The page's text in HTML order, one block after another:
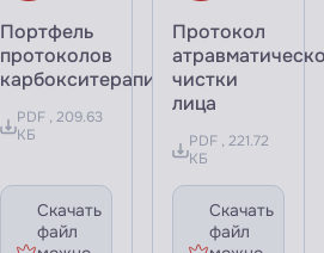
Портфель
протоколов
карбокситерапии
PDF , 209.63
КБ
Скачать
файл
Протокол
чистки
лица
PDF , 221.72
КБ
Скачать
файл